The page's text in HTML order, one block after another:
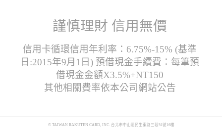
謹慎理財 信用無價
信用卡循環信用年利率：6.75%-15% (基準
日:2015年9月1日) 預借現金手續費：每筆預
借現金金額X3.5%+NT150
其他相關費率依本公司網站公告
© TAIWAN RAKUTEN CARD, INC. 台北市中山區民生東路三段51號16樓